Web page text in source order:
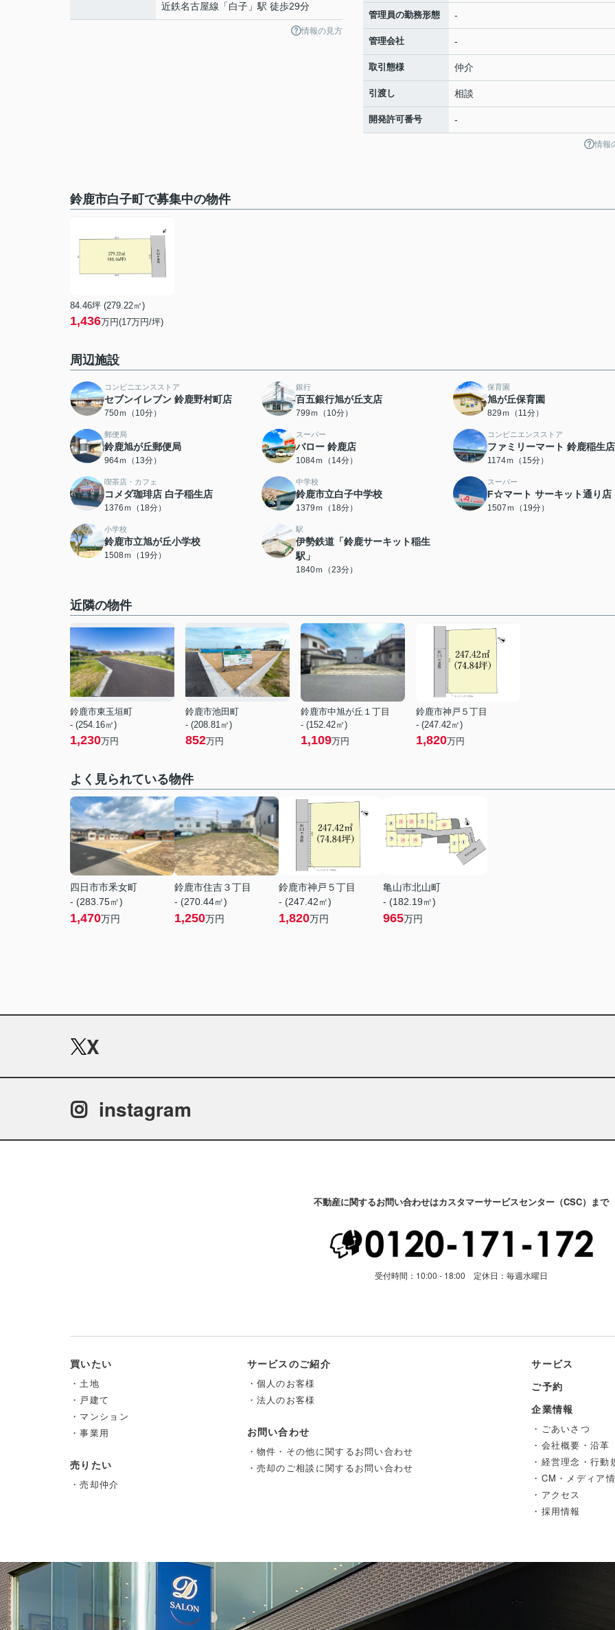
近鉄名古屋線 「白子 」駅 徒歩29分
情報の見方
管理員の勤務形態 -
管理会社 -
取引態様 仲介
引渡し 相談
開発許可番号 -
情報
鈴鹿市白子町で募集中の物件
84.46坪 (279.22㎡)
1,436万円(17万円/坪)
周辺施設
コンビニエンスストア
セブンイレブン 鈴鹿野村町店
750ｍ（10分）
銀行
百五銀行旭が丘支店
799ｍ（10分）
保育園
旭が丘保育園
829ｍ（11分）
郵便局
鈴鹿旭が丘郵便局
964ｍ（13分）
スーパー
バロー 鈴鹿店
1084ｍ（14分）
コンビニエンスストア
ファミリーマート 鈴鹿稲生店
1174ｍ（15分）
喫茶店・カフェ
コメダ珈琲店 白子稲生店
1376ｍ（18分）
中学校
鈴鹿市立白子中学校
1379ｍ（18分）
スーパー
F☆マート サーキット通り店
1507ｍ（19分）
小学校
鈴鹿市立旭が丘小学校
1508ｍ（19分）
駅
伊勢鉄道「鈴鹿サーキット稲生
駅」
1840ｍ（23分）
近隣の物件
鈴鹿市東玉垣町
- (254.16㎡)
1,230万円
鈴鹿市池田町
- (208.81㎡)
852万円
鈴鹿市中旭が丘１丁目
- (152.42㎡)
1,109万円
鈴鹿市神戸５丁目
- (247.42㎡)
1,820万円
よく見られている物件
四日市市釆女町
- (283.75㎡)
1,470万円
鈴鹿市住吉３丁目
- (270.44㎡)
1,250万円
鈴鹿市神戸５丁目
- (247.42㎡)
1,820万円
亀山市北山町
- (182.19㎡)
965万円
X
instagram
不動産に関するお問い合わせはカスタマーサービスセンター（CSC）まで
受付時間：10:00 - 18:00 定休日：毎週水曜日
買いたい
・土地
・戸建て
・マンション
・事業用
売りたい
・売却仲介
サービスのご紹介
・個人のお客様
・法人のお客様
お問い合わせ
・物件・その他に関するお問い合わせ
・売却のご相談に関するお問い合わせ
サービス
ご予約
企業情報
・ごあいさつ
・会社概要・沿革
・経営理念・行動
・CM・メディア
・アクセス
・採用情報